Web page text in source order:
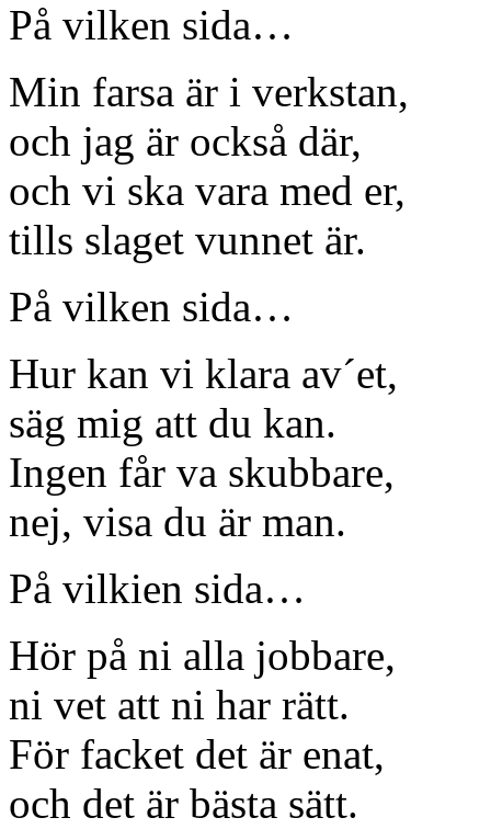
På vilken sida…
Min farsa är i verkstan,
och jag är också där,
och vi ska vara med er,
tills slaget vunnet är.
På vilken sida…
Hur kan vi klara av´et,
säg mig att du kan.
Ingen får va skubbare,
nej, visa du är man.
På vilkien sida…
Hör på ni alla jobbare,
ni vet att ni har rätt.
För facket det är enat,
och det är bästa sätt.